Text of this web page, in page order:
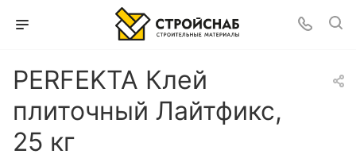
PERFEKTA Клей
плиточный Лайтфикс,
25 кг